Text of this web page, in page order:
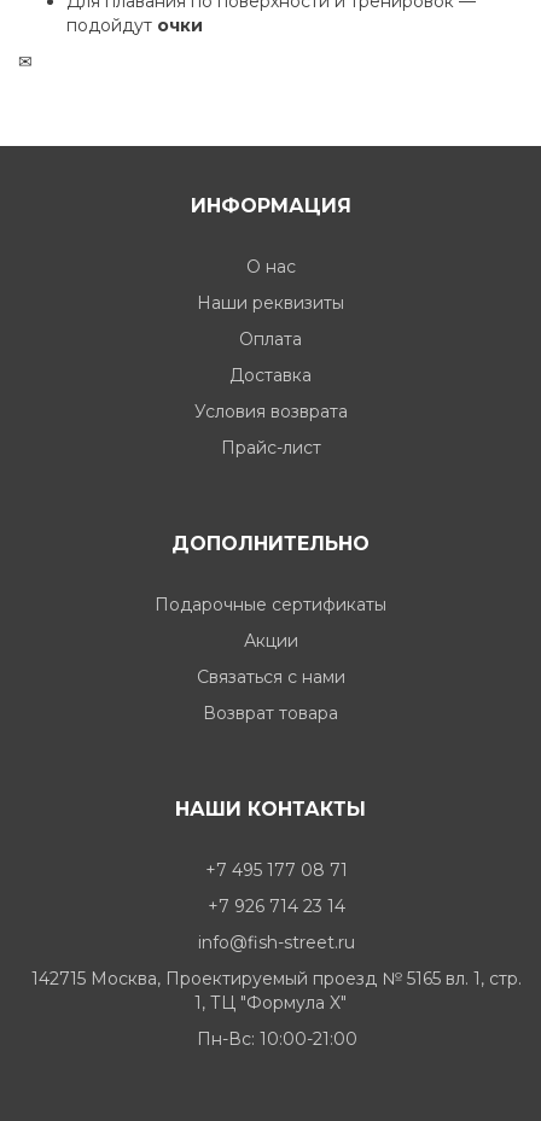
подойдут очки
✉
ИНФОРМАЦИЯ
О нас
Наши реквизиты
Оплата
Доставка
Условия возврата
Прайс-лист
ДОПОЛНИТЕЛЬНО
Подарочные сертификаты
Акции
Связаться с нами
Возврат товара
НАШИ КОНТАКТЫ
+7 495 177 08 71
+7 926 714 23 14
info@fish-street.ru
142715 Москва, Проектируемый проезд № 5165 вл. 1, стр.
1, ТЦ "Формула X"
Пн-Вс: 10:00-21:00